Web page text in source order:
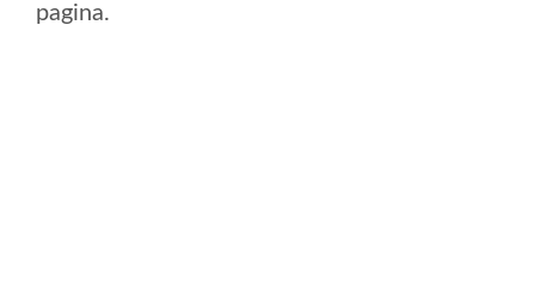
pagina.